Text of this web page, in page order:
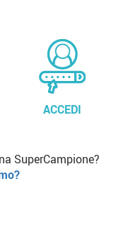
ACCEDI
SuperCampione?